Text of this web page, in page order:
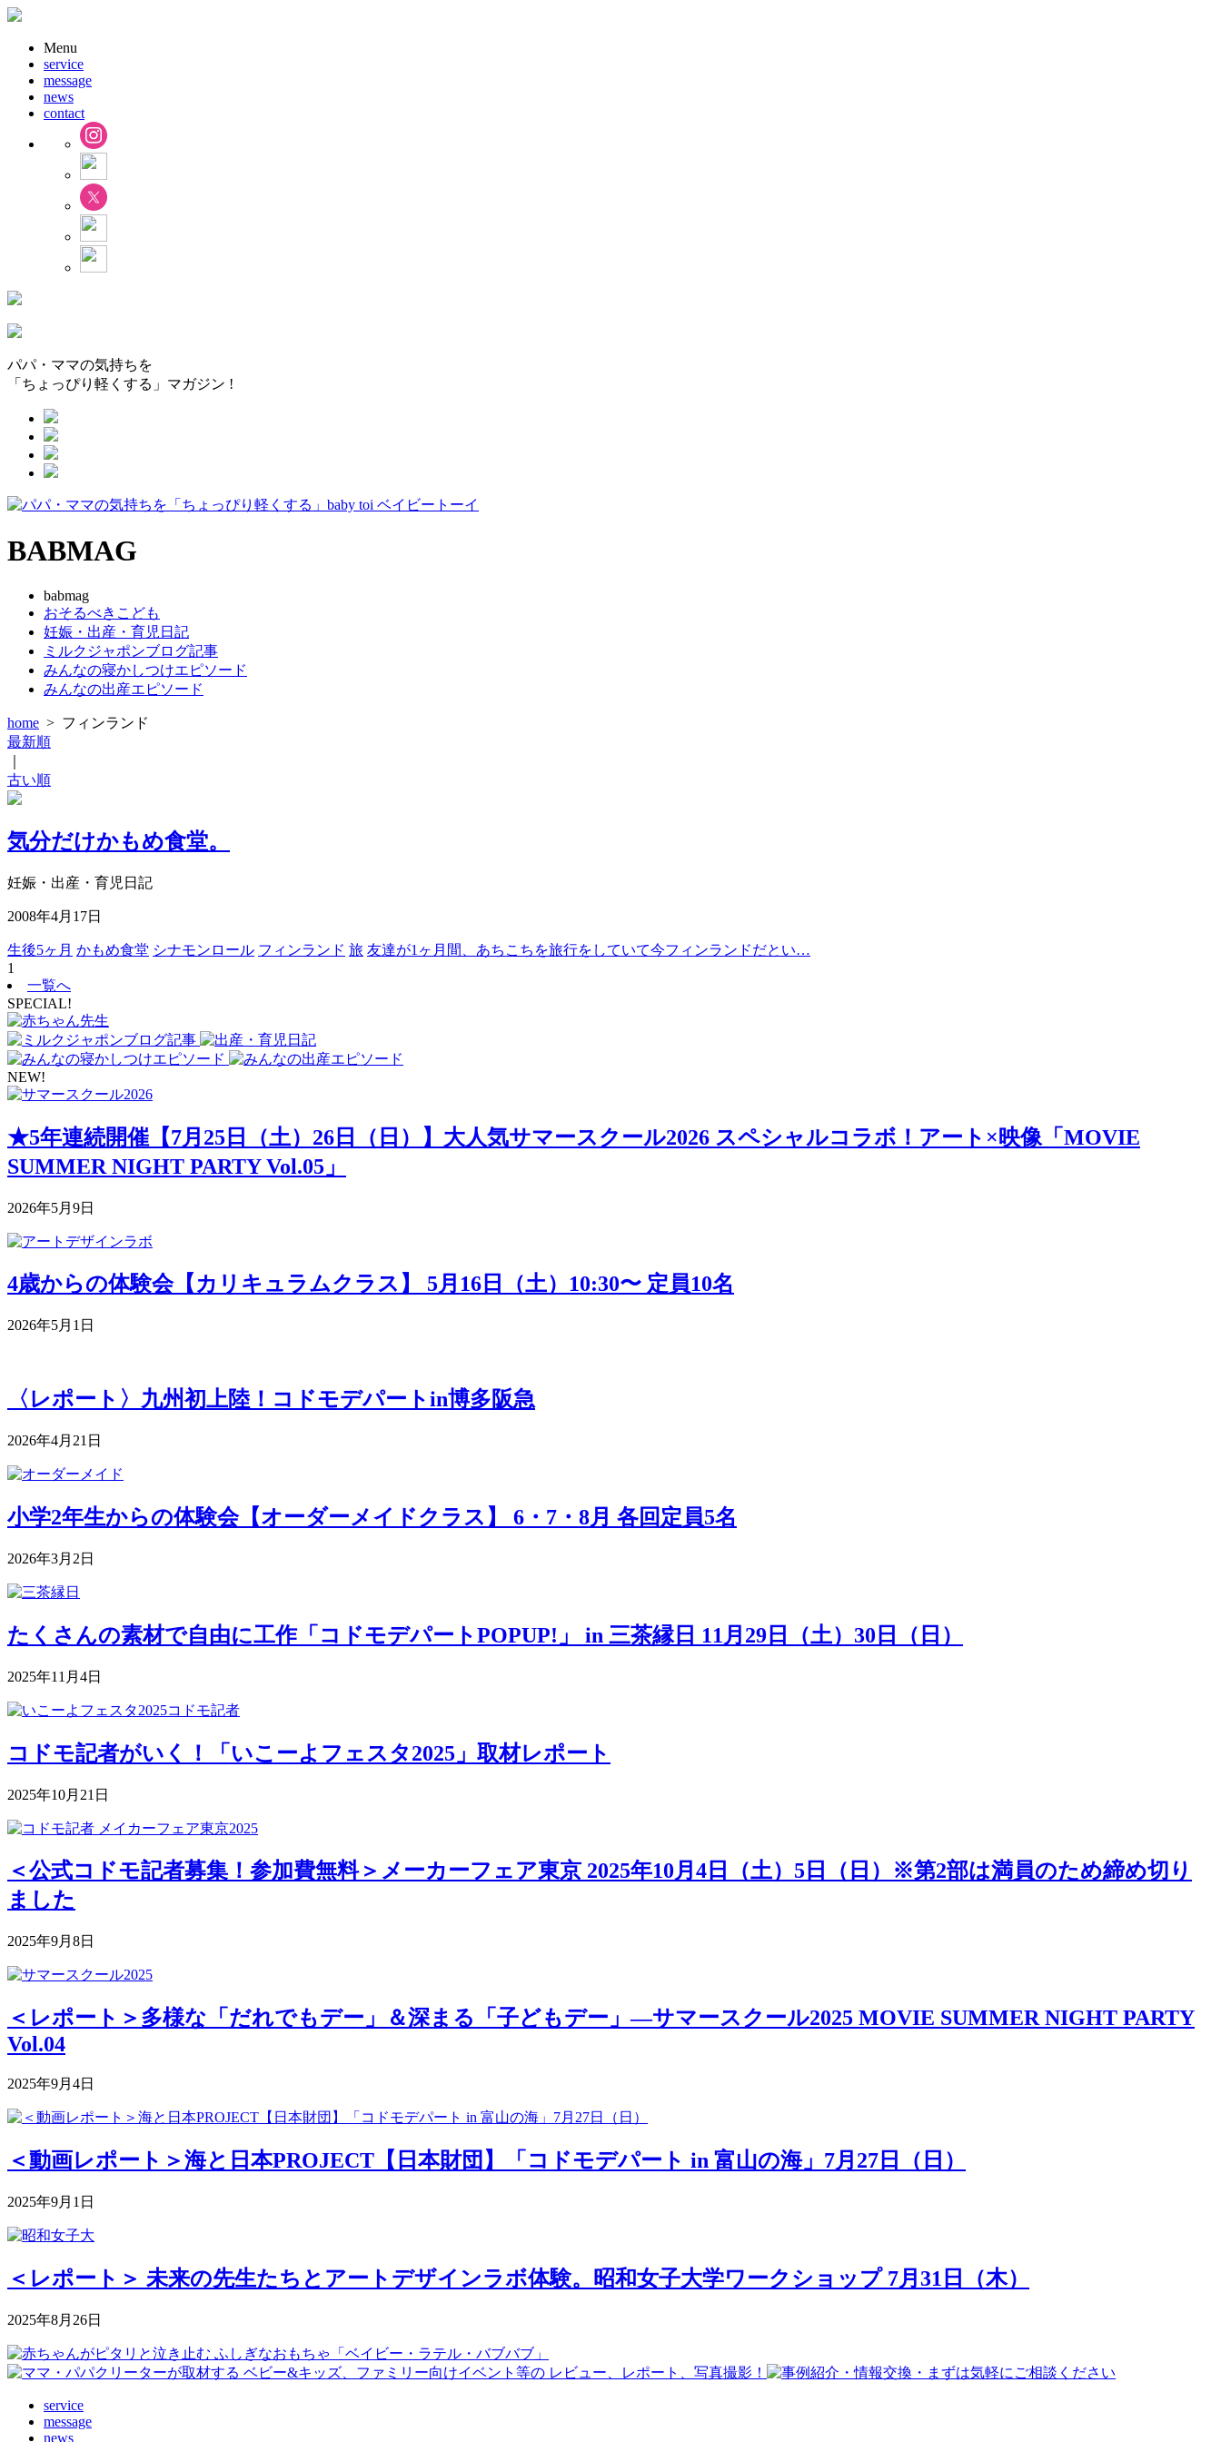
Menu
service
message
news
contact
パパ・ママの気持ちを
「ちょっぴり軽くする」マガジン !
BABMAG
babmag
おそるべきこども
妊娠・出産・育児日記
ミルクジャポンブログ記事
みんなの寝かしつけエピソード
みんなの出産エピソード
home > フィンランド
最新順
古い順
気分だけかもめ食堂。
妊娠・出産・育児日記
2008年4月17日
生後5ヶ月 かもめ食堂 シナモンロール フィンランド 旅 友達が1ヶ月間、あちこちを旅行をしていて今フィンランドだとい…
1
一覧へ
SPECIAL!
NEW!
★5年連続開催【7月25日（土）26日（日）】大人気サマースクール2026 スペシャルコラボ！アート×映像「MOVIE
SUMMER NIGHT PARTY Vol.05」
2026年5月9日
4歳からの体験会【カリキュラムクラス】 5月16日（土）10:30〜 定員10名
2026年5月1日
〈レポート〉九州初上陸！コドモデパートin博多阪急
2026年4月21日
小学2年生からの体験会【オーダーメイドクラス】 6・7・8月 各回定員5名
2026年3月2日
たくさんの素材で自由に工作「コドモデパートPOPUP!」 in 三茶縁日 11月29日（土）30日（日）
2025年11月4日
コドモ記者がいく！「いこーよフェスタ2025」取材レポート
2025年10月21日
＜公式コドモ記者募集！参加費無料＞メーカーフェア東京 2025年10月4日（土）5日（日）※第2部は満員のため締め切り
ました
2025年9月8日
＜レポート＞多様な「だれでもデー」＆深まる「子どもデー」―サマースクール2025 MOVIE SUMMER NIGHT PARTY
Vol.04
2025年9月4日
＜動画レポート＞海と日本PROJECT【日本財団】「コドモデパート in 富山の海」7月27日（日）
2025年9月1日
＜レポート＞ 未来の先生たちとアートデザインラボ体験。昭和女子大学ワークショップ 7月31日（木）
2025年8月26日
service
message
news